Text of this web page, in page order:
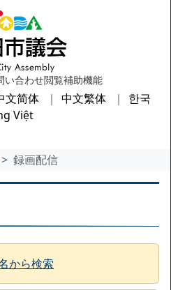
い合わせ閲覧補助機能
文简体 中文繁体
한국
Việt
録画配信
から検索